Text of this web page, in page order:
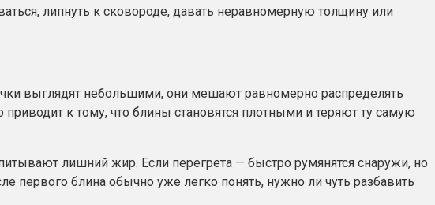
липнуть к сковороде, давать неравномерную толщину или
выглядят небольшими, они мешают равномерно распределять
к тому, что блины становятся плотными и теряют ту самую
лишний жир. Если перегрета — быстро румянятся снаружи, но
первого блина обычно уже легко понять, нужно ли чуть разбавить